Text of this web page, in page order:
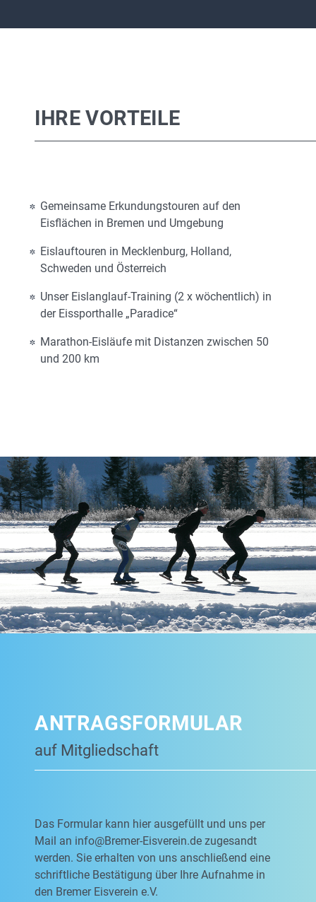
IHRE VORTEILE
Gemeinsame Erkundungstouren auf den
Eisflächen in Bremen und Umgebung
Eislauftouren in Mecklenburg, Holland,
Schweden und Österreich
Unser Eislanglauf-Training (2 x wöchentlich) in
der Eissporthalle „Paradice“
Marathon-Eisläufe mit Distanzen zwischen 50
und 200 km
ANTRAGSFORMULAR
auf Mitgliedschaft
Das Formular kann hier ausgefüllt und uns per
Mail an info@Bremer-Eisverein.de zugesandt
werden. Sie erhalten von uns anschließend eine
schriftliche Bestätigung über Ihre Aufnahme in
den Bremer Eisverein e.V.